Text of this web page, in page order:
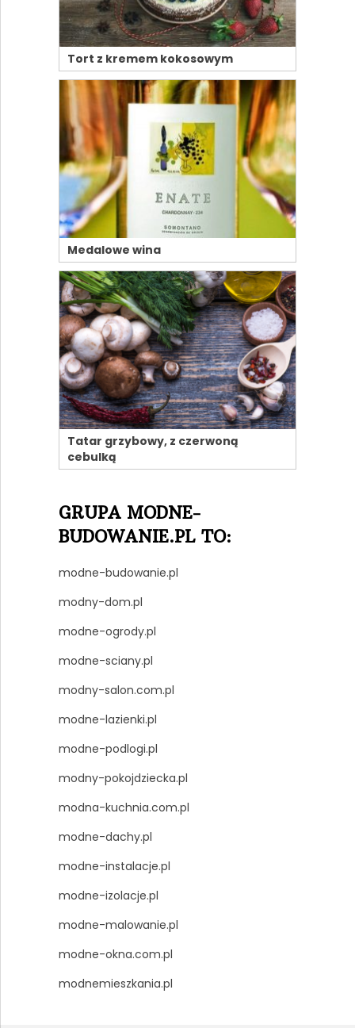
Tort z kremem kokosowym
Medalowe wina
Tatar grzybowy, z czerwoną
cebulką
GRUPA MODNE-
BUDOWANIE.PL TO:
modne-budowanie.pl
modny-dom.pl
modne-ogrody.pl
modne-sciany.pl
modny-salon.com.pl
modne-lazienki.pl
modne-podlogi.pl
modny-pokojdziecka.pl
modna-kuchnia.com.pl
modne-dachy.pl
modne-instalacje.pl
modne-izolacje.pl
modne-malowanie.pl
modne-okna.com.pl
modnemieszkania.pl